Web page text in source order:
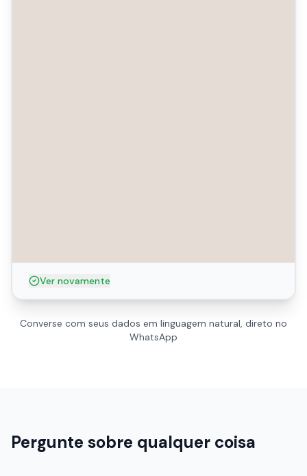
Ver novamente
Converse com seus dados em linguagem natural, direto no
WhatsApp
Pergunte sobre qualquer coisa